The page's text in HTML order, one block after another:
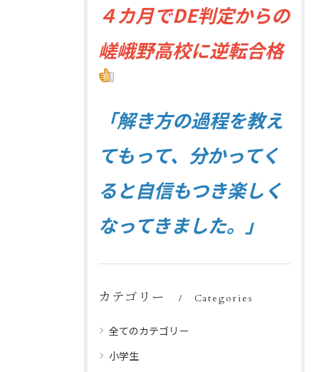
４カ月でDE判定からの
嵯峨野高校に逆転合格
「解き方の過程を教え
てもって、分かってく
ると自信もつき楽しく
なってきました。」
カテゴリー Categories
全てのカテゴリー
小学生